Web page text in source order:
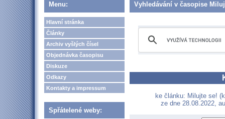
Menu:
Hlavní stránka
Články
Archiv vyšlých čísel
Objednávka časopisu
Diskuze
Odkazy
Kontakty a impressum
Spřátelené weby:
Vyhledávání v časopise
ke článku: Milujte se!
ze dne 28.08.2022,